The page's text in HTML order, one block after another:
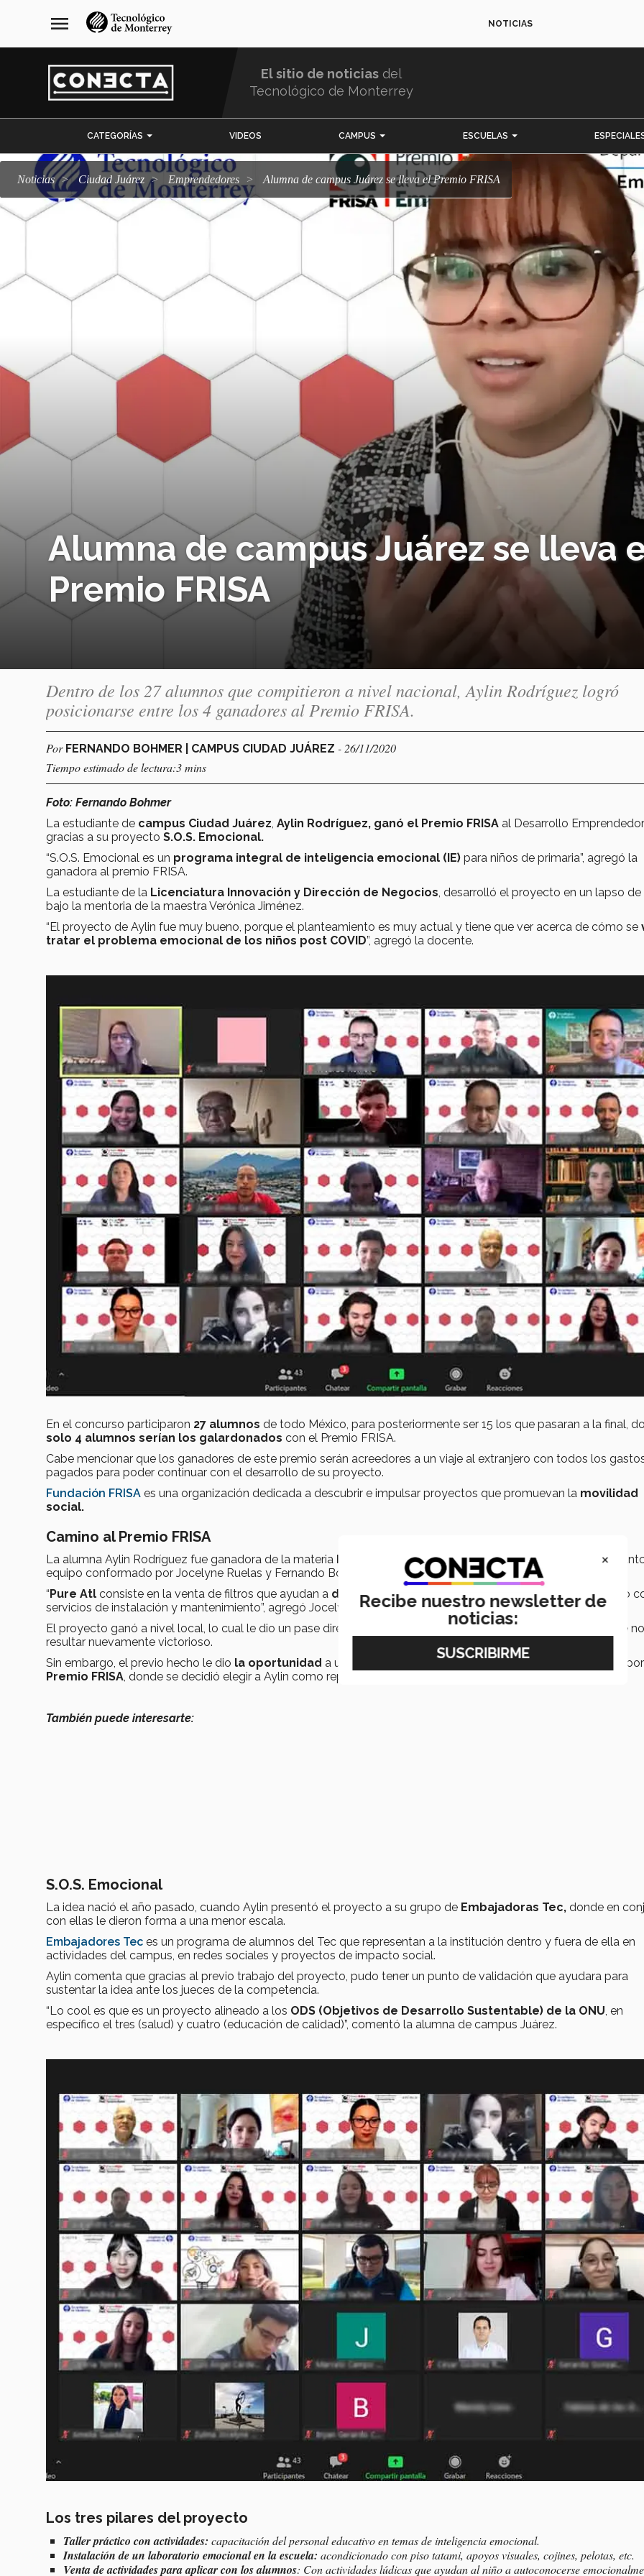
navegación
principal
menu NOTICIAS
El sitio de noticias del
Tecnológico de Monterrey
CATEGORÍAS VIDEOS CAMPUS ESCUELAS
Noticias Ciudad Juárez emprendedores Alumna de campus Juárez se lleva el Premio FRISA
Alumna de campus Juárez se lleva
Premio FRISA
Dentro de los 27 alumnos que compitieron a nivel nacional, Aylin Rodríguez logró
posicionarse entre los 4 ganadores al Premio FRISA.
Por FERNANDO BOHMER | CAMPUS CIUDAD JUÁREZ - 26/11/2020
Tiempo estimado de lectura:3 mins
Foto: Fernando Bohmer
La estudiante de campus Ciudad Juárez Aylin Rodríguez, ganó el Premio FRISA al Desarrollo Emprendedor
gracias a su proyecto S.O.S. Emocional.
“S.O.S. Emocional es un programa integral de inteligencia emocional (IE) para niños de primaria”, agregó la
ganadora al premio FRISA.
La estudiante de la Licenciatura Innovación y Dirección de Negocios , desarrolló el proyecto en un lapso de
bajo la mentoria de la maestra Verónica Jiménez.
“El proyecto de Aylin fue muy bueno, porque el planteamiento es muy actual y tiene que ver acerca de cómo se
tratar el problema emocional de los niños post COVID”, agregó la docente.
En el concurso participaron 27 alumnos de todo México, para posteriormente ser 15 los que pasaran a la final,
solo 4 alumnos serían los galardonados con el Premio FRISA.
Cabe mencionar que los ganadores de este premio serán acreedores a un viaje al extranjero con todos los
pagados para poder continuar con el desarrollo de su proyecto.
Fundación FRISA es una organización dedicada a descubrir e impulsar proyectos que promuevan la movilidad
social.
Camino al Premio FRISA
La alumna Aylin Rodríguez fue ganadora de la materia Liderazgo Emprendedorcon el proyecto Pure Atl,
equipo conformado por Jocelyne Ruelas y Fernando Bohmer.
“ Pure Atl consiste en la venta de filtros que ayudan a disminuir el consumo desmesurado del agua
, junto
servicios de instalación y mantenimiento”, agregó Jocelyne.
El proyecto ganó a nivel local, lo cual le dio un pase directo para concursar en la competencia regional, donde
resultar nuevamente victorioso.
Sin embargo, el previo hecho le dio la oportunidad a uno de los integrantes del equipo para poder competir
Premio FRISA, donde se decidió elegir a Aylin como representante.
También puede interesarte:
S.O.S. Emocional
La idea nació el año pasado, cuando Aylin presentó el proyecto a su grupo de Embajadoras Tec, donde en
con ellas le dieron forma a una menor escala.
Embajadores Tec es un programa de alumnos del Tec que representan a la institución dentro y fuera de ella en
actividades del campus, en redes sociales y proyectos de impacto social.
Aylin comenta que gracias al previo trabajo del proyecto, pudo tener un punto de validación que ayudara para
sustentar la idea ante los jueces de la competencia.
“Lo cool es que es un proyecto alineado a los ODS (Objetivos de Desarrollo Sustentable) de la ONU, en
específico el tres (salud) y cuatro (educación de calidad)”, comentó la alumna de campus Juárez.
Los tres pilares del proyecto
Taller práctico con actividades: capacitación del personal educativo en temas de inteligencia emocional.
Instalación de un laboratorio emocional en la escuela: acondicionado con piso tatami, apoyos visuales, cojines, pelotas, etc.
Venta de actividades para aplicar con los alumnos: Con actividades lúdicas que ayudan al niño a autoconocerse
×
Recibe nuestro newsletter de
noticias: